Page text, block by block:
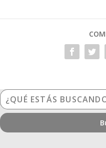
¿Qué
estás
buscando?